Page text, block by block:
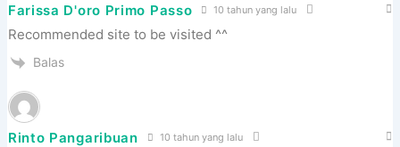
Farissa D'oro Primo Passo 10 tahun yang lalu
Recommended site to be visited ^^
Balas
Rinto Pangaribuan 10 tahun yang lalu